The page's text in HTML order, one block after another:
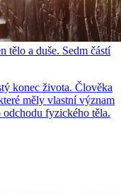
tělo a duše. Sedm částí
konec života. Člověka
měly vlastní význam
fyzického těla.